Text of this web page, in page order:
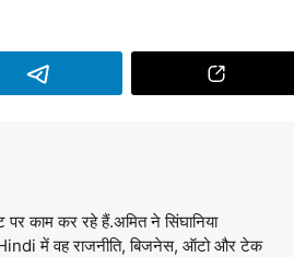
काम कर रहे हैं.अमित ने सिंघानिया
Hindi में वह राजनीति, बिजनेस, ऑटो और टेक